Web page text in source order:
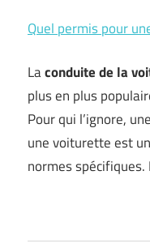
Quel permis pour
Laconduite de la
plus en plus
Pour qui l’ignore,
une voiturette est
normes